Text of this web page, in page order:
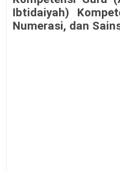
Ibtidaiyah)
Numerasi, dan